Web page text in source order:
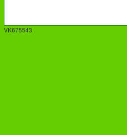
VK675543